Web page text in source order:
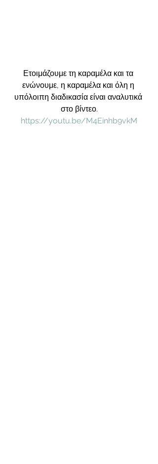
Ετοιμάζουμε τη καραμέλα και τα
ενώνουμε, η καραμέλα και όλη η
υπόλοιπη διαδικασία είναι αναλυτικά
στο βίντεο.
https://youtu.be/M4Einhb9vkM